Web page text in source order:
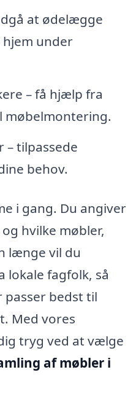
at ødelægge
under
– få hjælp fra
møbelmontering.
– tilpassede
behov.
i gang. Du angiver
hvilke møbler,
længe vil du
lokale fagfolk, så
bedst til
Med vores
tryg ved at vælge
af møbler i